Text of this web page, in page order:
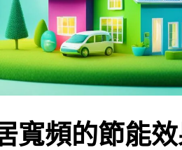
寬頻的節能